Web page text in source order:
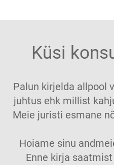
Küsi
Palun kirjelda allpool
juhtus ehk millist
Meie juristi esmane
Hoiame sinu
Enne kirja